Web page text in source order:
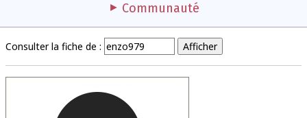
Communauté
Consulter la fiche de :